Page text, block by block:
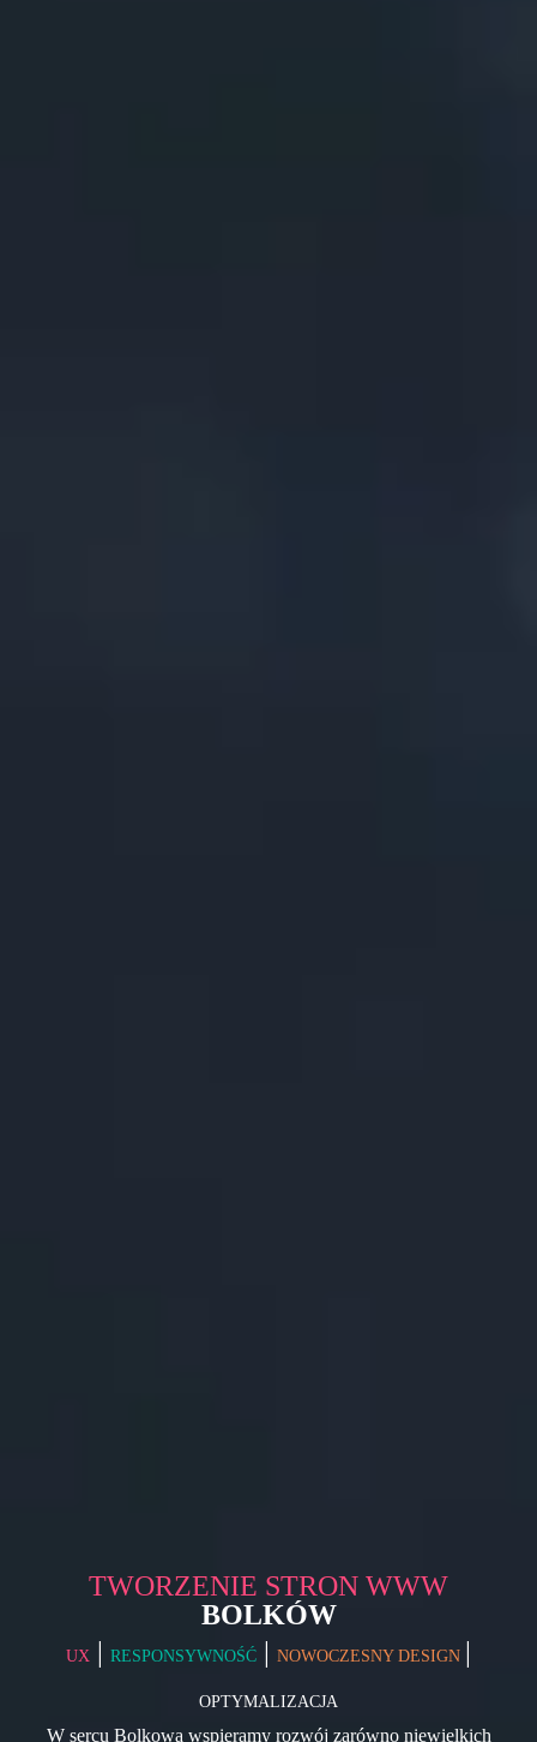
TWORZENIE STRON WWW
BOLKÓW
UX | RESPONSYWNOŚĆ | NOWOCZESNY DESIGN |
OPTYMALIZACJA
W sercu Bolkowa wspieramy rozwój zarówno niewielkich